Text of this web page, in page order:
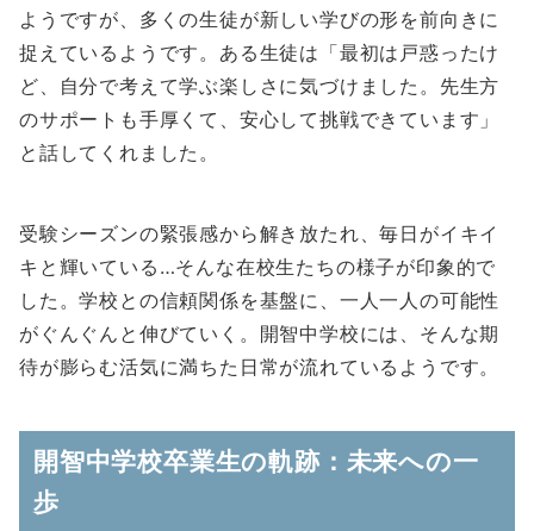
ようですが、多くの生徒が新しい学びの形を前向きに
捉えているようです。ある生徒は「最初は戸惑ったけ
ど、自分で考えて学ぶ楽しさに気づけました。先生方
のサポートも手厚くて、安心して挑戦できています」
と話してくれました。
受験シーズンの緊張感から解き放たれ、毎日がイキイ
キと輝いている…そんな在校生たちの様子が印象的で
した。学校との信頼関係を基盤に、一人一人の可能性
がぐんぐんと伸びていく。開智中学校には、そんな期
待が膨らむ活気に満ちた日常が流れているようです。
開智中学校卒業生の軌跡：未来への一
歩